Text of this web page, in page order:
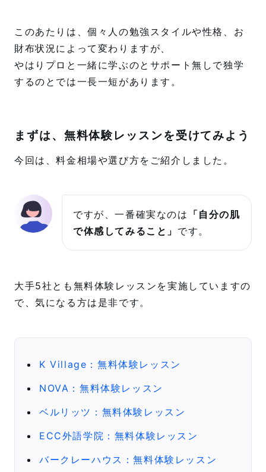
このあたりは、個々人の勉強スタイルや性格、お
財布状況によって変わりますが、
やはりプロと一緒に学ぶのとサポート無しで独学
するのとでは一長一短があります。
まずは、無料体験レッスンを受けてみよう
今回は、料金相場や選び方をご紹介しました。
ですが、一番確実なのは 「自分の肌
で体感してみること」 です。
大手5社とも無料体験レッスンを実施していますの
で、気になる方は是非です。
K Village：無料体験レッスン
NOVA：無料体験レッスン
ベルリッツ：無料体験レッスン
ECC外語学院：無料体験レッスン
バークレーハウス：無料体験レッスン